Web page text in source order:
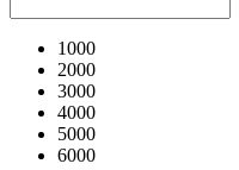
1000
2000
3000
4000
5000
6000